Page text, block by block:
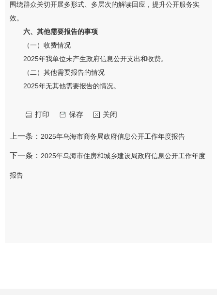
围绕群众关切开展多形式、多层次的解读回应，提升公开服务实
效。
六、其他需要报告的事项
（一）收费情况
2025年我单位未产生政府信息公开支出和收费。
（二）其他需要报告的情况
2025年无其他需要报告的情况。
关闭
保存
打印
上一条： 2025年乌海市商务局政府信息公开工作年度报告
下一条： 2025年乌海市住房和城乡建设局政府信息公开工作年度
报告